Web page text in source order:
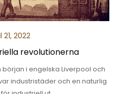
21, 2022
revolutionerna
i engelska Liverpool och
industristäder och en naturlig